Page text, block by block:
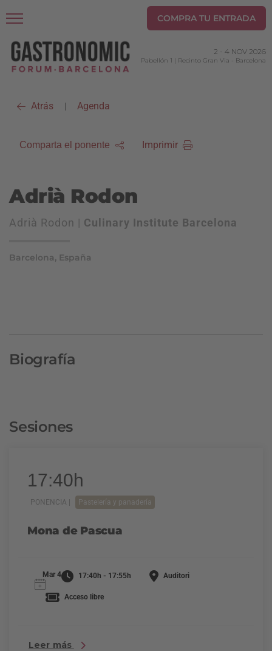
COMPRA TU ENTRADA
2 - 4 NOV 2026
Pabellón 1 | Recinto Gran Via - Barcelona
Atrás | Agenda
Comparta el ponente Imprimir
Adrià Rodon
Adrià Rodon | Culinary Institute Barcelona
Barcelona, España
Biografía
Sesiones
17:40h
PONENCIA | Pastelería y panadería
Mona de Pascua
Mar 4 17:40h - 17:55h Auditori
Acceso libre
Leer más